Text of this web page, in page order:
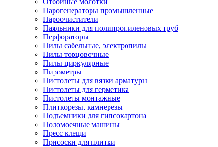
Отбойные молотки
Парогенераторы промышленные
Пароочистители
Паяльники для полипропиленовых труб
Перфораторы
Пилы сабельные, электропилы
Пилы торцовочные
Пилы циркулярные
Пирометры
Пистолеты для вязки арматуры
Пистолеты для герметика
Пистолеты монтажные
Плиткорезы, камнерезы
Подъемники для гипсокартона
Поломоечные машины
Пресс клещи
Присоски для плитки